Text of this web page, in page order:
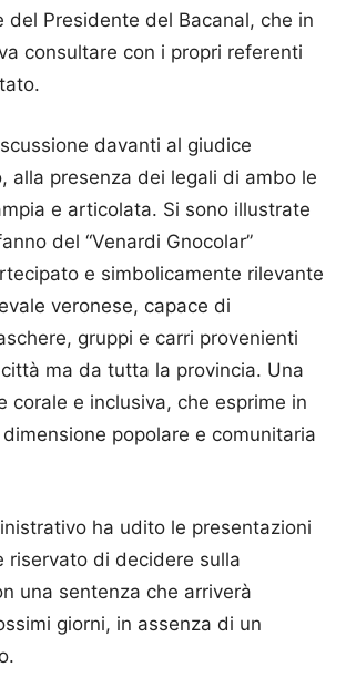
del Presidente del Bacanal, che in
consultare con i propri referenti
davanti al giudice
alla presenza dei legali di ambo le
e articolata. Si sono illustrate
del “Venardi Gnocolar”
e simbolicamente rilevante
veronese, capace di
gruppi e carri provenienti
ma da tutta la provincia. Una
corale e inclusiva, che esprime in
popolare e comunitaria
ha udito le presentazioni
riservato di decidere sulla
una sentenza che arriverà
giorni, in assenza di un